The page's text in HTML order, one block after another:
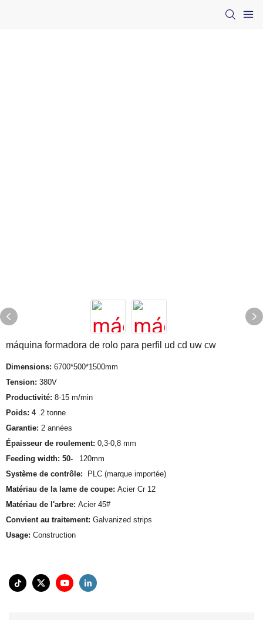
máquina formadora de rolo para perfil ud cd uw cw
Dimensions: 6700*500*1500mm
Tension: 380V
Productivité: 8-15 m/min
Poids: 4 .2 tonne
Garantie: 2 années
Épaisseur de roulement: 0,3-0,8 mm
Feeding width: 50-
120mm
Système de contrôle:
PLC (marque importée)
Matériau de la lame de coupe: Acier Cr 12
Matériau de l'arbre: Acier 45#
Convient au traitement: Galvanized strips
Usage: Construction